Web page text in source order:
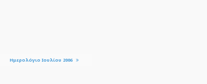
Ημερολόγιο Ιουλίου 2006